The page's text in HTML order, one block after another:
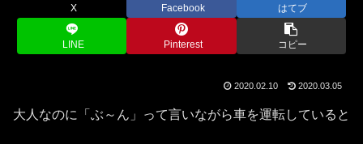
X Facebook はてブ
LINE Pinterest コピー
2020.02.10 2020.03.05
大人なのに「ぶ～ん」って言いながら車を運転していると